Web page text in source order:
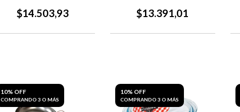
$14.503,93 $13.391,01
10% OFF
COMPRANDO 3 O MÁS
10% OFF
COMPRANDO 3 O MÁS